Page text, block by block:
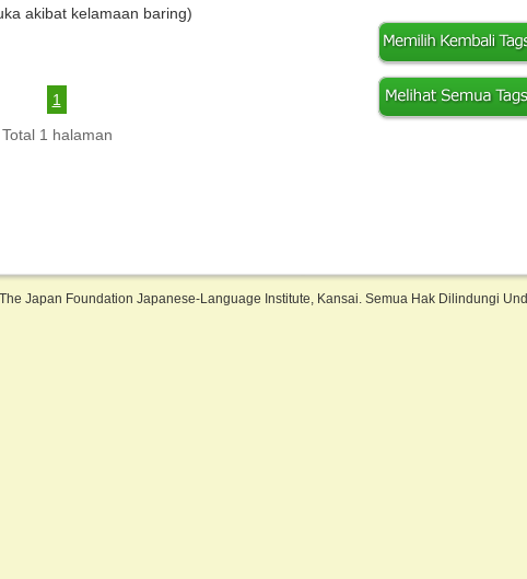
akibat kelamaan baring)
1
Total 1 halaman
Japan Foundation Japanese-Language Institute, Kansai. Semua Hak Dilindungi